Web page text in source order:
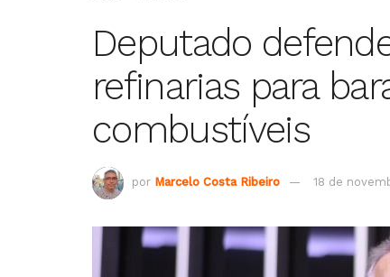
Deputado
refinarias para
combustíveis
por Marcelo Costa Ribeiro 18 de